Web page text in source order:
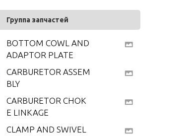
Группа запчастей
BOTTOM COWL AND
ADAPTOR PLATE
CARBURETOR ASSEM
BLY
CARBURETOR CHOK
E LINKAGE
CLAMP AND SWIVEL